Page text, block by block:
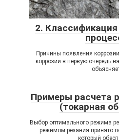
2.
Причины появления
коррозии в первую очередь
Примеры расчета
(токарная
Выбор оптимального режима
режимом резания принято
который